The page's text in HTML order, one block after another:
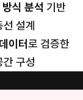
방식 분석 기반
선 설계
이터로 검증한
간 구성